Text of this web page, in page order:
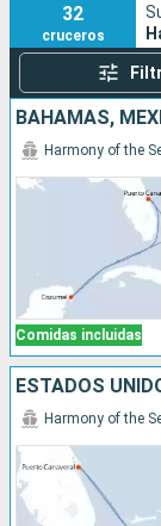
32
cruceros
BAHAMAS,
Comidas incluidas
Harmony of the
ESTADOS
Harmony of the